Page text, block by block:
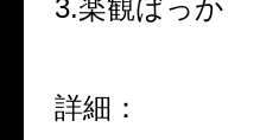
3.楽観ばっか
詳細：